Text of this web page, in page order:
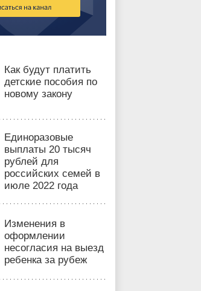
Как будут платить
детские пособия по
новому закону
Единоразовые
выплаты 20 тысяч
рублей для
российских семей в
июле 2022 года
Изменения в
оформлении
несогласия на выезд
ребенка за рубеж